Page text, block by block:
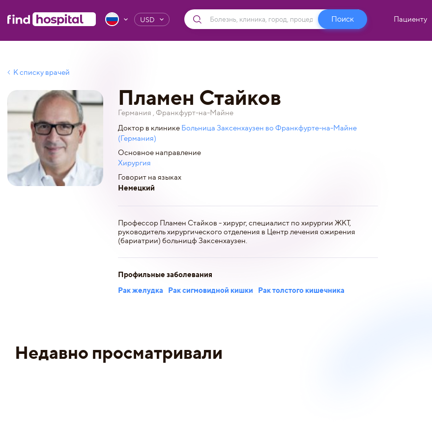
USD Пациенту
К списку врачей
Пламен Стайков
Германия , Франкфурт-на-Майне
Доктор в клинике Больница Заксенхаузен во Франкфурте-на-Майне
(Германия)
Основное направление
Хирургия
Говорит на языках
Немецкий
Профессор Пламен Стайков - хирург, специалист по хирургии ЖКТ,
руководитель хирургического отделения в Центр лечения ожирения
(бариатрии) больницф Заксенхаузен.
Профильные заболевания
Рак желудка
Рак сигмовидной кишки Рак толстого кишечника
Недавно просматривали